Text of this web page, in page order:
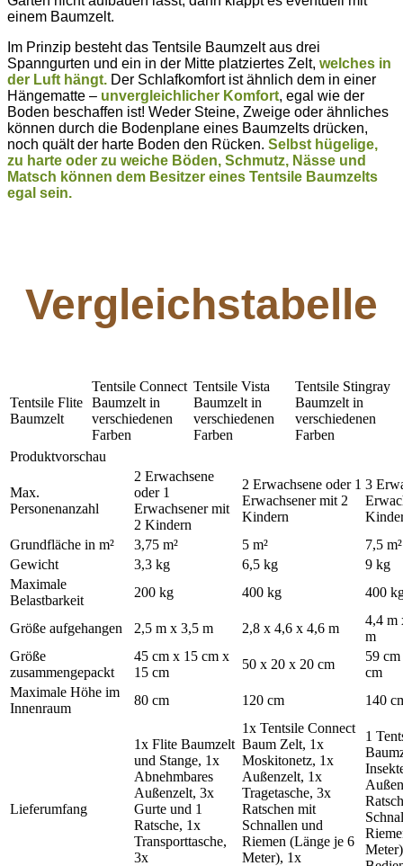
einem Baumzelt.
Im Prinzip besteht das Tentsile Baumzelt aus drei
Spanngurten und ein in der Mitte platziertes Zelt, welches in
der Luft hängt. Der Schlafkomfort ist ähnlich dem in einer
Hängematte – unvergleichlicher Komfort, egal wie der
Boden beschaffen ist! Weder Steine, Zweige oder ähnliches
können durch die Bodenplane eines Baumzelts drücken,
noch quält der harte Boden den Rücken. Selbst hügelige,
zu harte oder zu weiche Böden, Schmutz, Nässe und
Matsch können dem Besitzer eines Tentsile Baumzelts
egal sein.
Vergleichstabelle
Tentsile Flite
Baumzelt
Tentsile Connect
Baumzelt in
verschiedenen
Farben
Tentsile Vista
Baumzelt in
verschiedenen
Farben
Tentsile Stingray
Baumzelt in
verschiedenen
Farben
Produktvorschau
Max.
Personenanzahl
2 Erwachsene
oder 1
Erwachsener mit
2 Kindern
2 Erwachsene oder 1
Erwachsener mit 2
Kindern
3
Grundfläche in m²
3,75 m² 5 m²
7,5 m²
Gewicht
3,3 kg 6,5 kg
9 kg
Maximale
Belastbarkeit
200 kg 400 kg 400
Größe aufgehangen 2,5 m x 3,5 m 2,8 x 4,6 x 4,6 m
4,4 m
m
Größe
zusammengepackt
45 cm x 15 cm x
15 cm
50 x 20 x 20 cm
59
cm
Maximale Höhe im
Innenraum
80 cm 120 cm 140
Lieferumfang
1x Flite Baumzelt
und Stange, 1x
Abnehmbares
Außenzelt, 3x
Gurte und 1
Ratsche, 1x
Transporttasche,
3x
1x Tentsile Connect
Baum Zelt, 1x
Moskitonetz, 1x
Außenzelt, 1x
Tragetasche, 3x
Ratschen mit
Schnallen und
Riemen (Länge je 6
Meter), 1x
1